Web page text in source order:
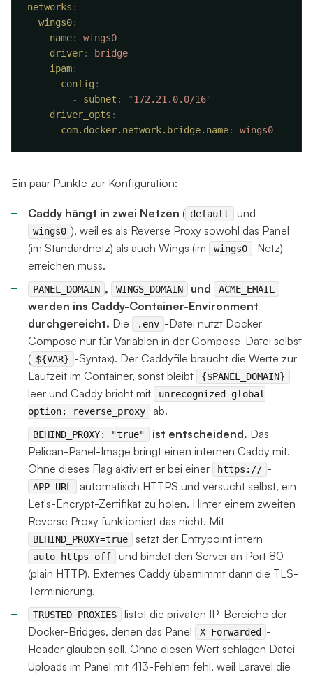
networks
  wings0
    name
:
    driver
:
    ipam
      config
        -
subnet : "172.21.0.0/16
    driver_opts
      com.docker.network.bridge.name
:
Ein paar Punkte zur Konfiguration:
Caddy hängt in zwei Netzen ( default und
wings0 ), weil es als Reverse Proxy sowohl das Panel
(im Standardnetz) als auch Wings (im
wings0 -Netz)
erreichen muss.
PANEL_DOMAIN , WINGS_DOMAIN und ACME_EMAIL
werden ins Caddy-Container-Environment
durchgereicht. Die .env -Datei nutzt Docker
Compose nur für Variablen in der Compose-Datei selbst
( ${VAR} -Syntax). Der Caddyfile braucht die Werte zur
Laufzeit im Container, sonst bleibt
{$PANEL_DOMAIN}
leer und Caddy bricht mit
unrecognized global
option: reverse_proxy
ab.
BEHIND_PROXY: "true" ist entscheidend. Das
Pelican-Panel-Image bringt einen internen Caddy mit.
Ohne dieses Flag aktiviert er bei einer
https:// -
APP_URL
automatisch HTTPS und versucht selbst, ein
Let's-Encrypt-Zertifikat zu holen. Hinter einem zweiten
Reverse Proxy funktioniert das nicht. Mit
BEHIND_PROXY=true setzt der Entrypoint intern
auto_https off
und bindet den Server an Port 80
(plain HTTP). Externes Caddy übernimmt dann die TLS-
Terminierung.
TRUSTED_PROXIES
listet die privaten IP-Bereiche der
Docker-Bridges, denen das Panel
X-Forwarded -
Header glauben soll. Ohne diesen Wert schlagen Datei-
Uploads im Panel mit 413-Fehlern fehl, weil Laravel die